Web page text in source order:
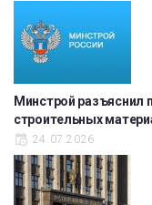
Минстрой разъяснил
строительных
24.07.2026